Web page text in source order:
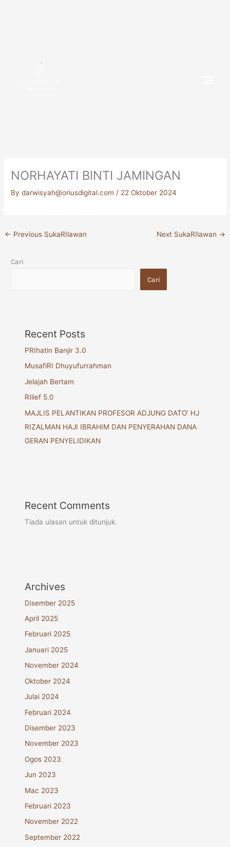
NORHAYATI BINTI JAMINGAN
Bydarwisyah@oriusdigital.com/ 22 Oktober 2024
← Previous SukaRIlawan Next SukaRIlawan →
Cari
Cari
Recent Posts
PRIhatin Banjir 3.0
MusafiRI Dhuyufurrahman
Jelajah Bertam
RIlief 5.0
MAJLIS PELANTIKAN PROFESOR ADJUNG DATO’ HJ
RIZALMAN HAJI IBRAHIM DAN PENYERAHAN DANA
GERAN PENYELIDIKAN
Recent Comments
Tiada ulasan untuk ditunjuk.
Archives
Disember 2025
April 2025
Februari 2025
Januari 2025
November 2024
Oktober 2024
Julai 2024
Februari 2024
Disember 2023
November 2023
Ogos 2023
Jun 2023
Mac 2023
Februari 2023
November 2022
September 2022